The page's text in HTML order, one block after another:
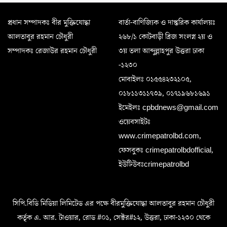
প্রধান সম্পাদকঃ বীর মুক্তিযোদ্ধা
আলতাবুর রহমান চৌধুরী
সম্পাদকঃ রেজাউর রহমান চৌধুরী
বার্তা-বাণিজ্যিক ও দাপ্তরিক কার্যালয়ঃ
২৬৮/১ কোটবাড়ী ব্রিজ সংলগ্ন ২য় ও
৩য় তলা আব্দুল্লাহপুর উত্তরা ঢাকা
-১২৩০
মোবাইলঃ ০১৫৫৪২৩২১০৫,
০১৮১১৩১১৭৩৯, ০১৭১৯৬৮১৬৯১
ইমেইলঃ cpbdnews@gmail.com
ওয়েবসাইটঃ
www.crimepatrolbd.com,
ফেসবুকঃ crimepatrolbdofficial,
ইউটিউবঃcrimepatrolbd
সিপি.বিডি মিডিয়া লিমিটেড এর পক্ষে বীরমুক্তিযোদ্ধা আলতাবুর রহমান চৌধুরী
কর্তৃক এ. আর. টাওয়ার, রোড #০১, সেক্টর#১২, উত্তরা, ঢাকা-১২৩০ থেকে